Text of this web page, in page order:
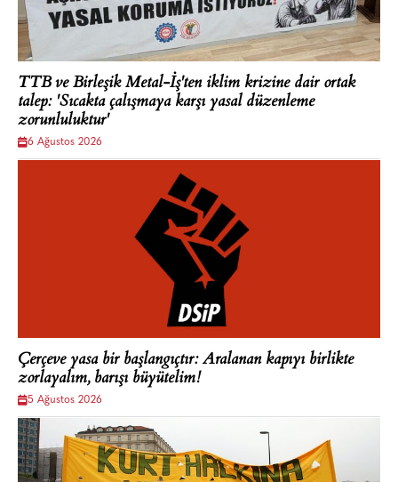
TTB ve Birleşik Metal-İş'ten iklim krizine dair ortak
talep: 'Sıcakta çalışmaya karşı yasal düzenleme
zorunluluktur'
6 Ağustos 2026
Çerçeve yasa bir başlangıçtır: Aralanan kapıyı birlikte
zorlayalım, barışı büyütelim!
5 Ağustos 2026